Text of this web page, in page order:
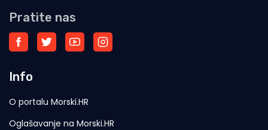
Pratite nas
Info
O portalu Morski.HR
Oglašavanje na Morski.HR